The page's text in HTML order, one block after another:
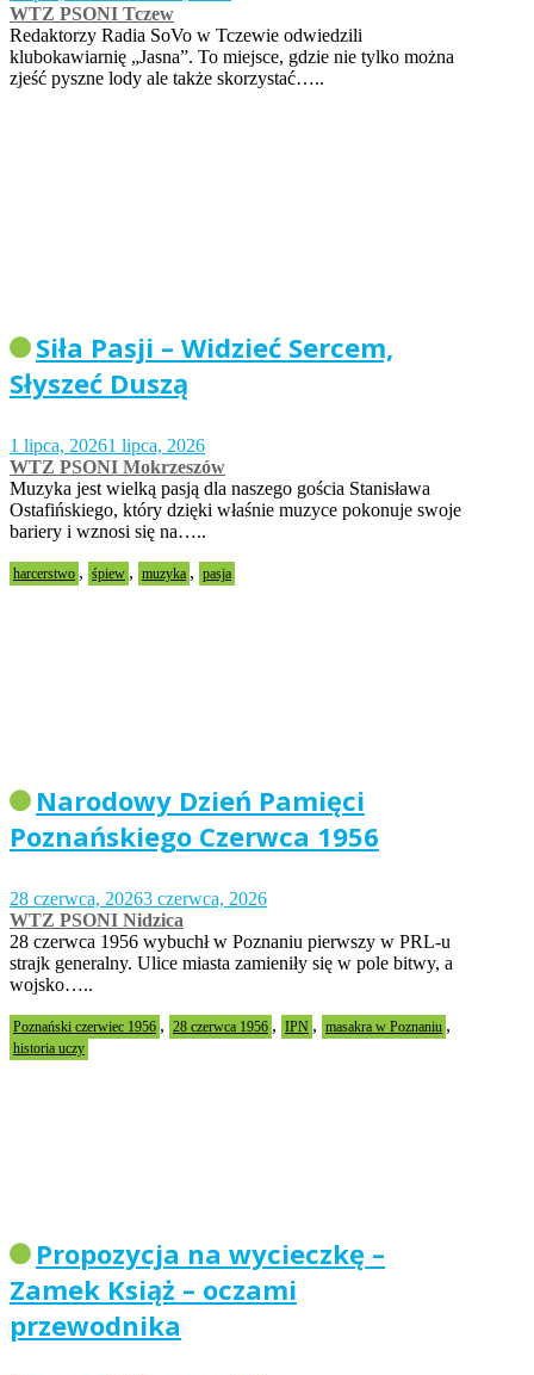
WTZ PSONI Tczew
Redaktorzy Radia SoVo w Tczewie odwiedzili
klubokawiarnię „Jasna”. To miejsce, gdzie nie tylko można
zjeść pyszne lody ale także skorzystać…..
Siła Pasji – Widzieć Sercem,
Słyszeć Duszą
1 lipca, 20261 lipca, 2026
WTZ PSONI Mokrzeszów
Muzyka jest wielką pasją dla naszego gościa Stanisława
Ostafińskiego, który dzięki właśnie muzyce pokonuje swoje
bariery i wznosi się na…..
harcerstwo , śpiew , muzyka , pasja
Narodowy Dzień Pamięci
Poznańskiego Czerwca 1956
28 czerwca, 20263 czerwca, 2026
WTZ PSONI Nidzica
28 czerwca 1956 wybuchł w Poznaniu pierwszy w PRL-u
strajk generalny. Ulice miasta zamieniły się w pole bitwy, a
wojsko…..
Poznański czerwiec 1956 , 28 czerwca 1956 , IPN , masakra w Poznaniu ,
historia uczy
Propozycja na wycieczkę –
Zamek Książ – oczami
przewodnika